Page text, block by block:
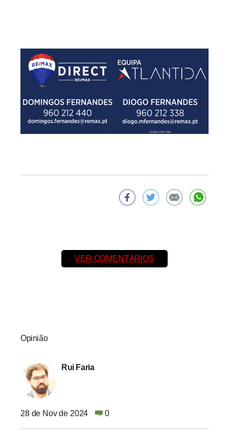
VER COMENTÁRIOS
Opinião
Rui Faria
28 de Nov de 2024 0